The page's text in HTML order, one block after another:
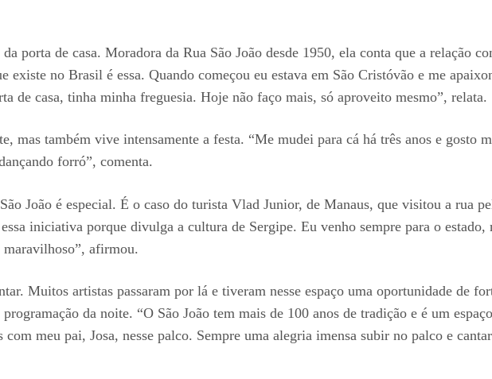
porta de casa. Moradora da Rua São João desde 1950, ela conta que a relação
existe no Brasil é essa. Quando começou eu estava em São Cristóvão e me
de casa, tinha minha freguesia. Hoje não faço mais, só aproveito mesmo”, relata.
mas também vive intensamente a festa. “Me mudei para cá há três anos e gosto
forró”, comenta.
João é especial. É o caso do turista Vlad Junior, de Manaus, que visitou a rua
iniciativa porque divulga a cultura de Sergipe. Eu venho sempre para o
maravilhoso”, afirmou.
Muitos artistas passaram por lá e tiveram nesse espaço uma oportunidade de
da noite. “O São João tem mais de 100 anos de tradição e é um
meu pai, Josa, nesse palco. Sempre uma alegria imensa subir no palco e